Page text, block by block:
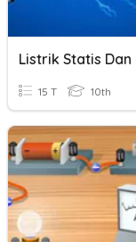
15 T 10th